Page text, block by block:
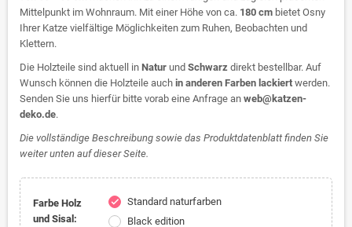
Mittelpunkt im Wohnraum. Mit einer Höhe von ca. 180 cm bietet Osny
Ihrer Katze vielfältige Möglichkeiten zum Ruhen, Beobachten und
Klettern.
Die Holzteile sind aktuell in Natur und Schwarz direkt bestellbar. Auf
Wunsch können die Holzteile auch in anderen Farben lackiert werden.
Senden Sie uns hierfür bitte vorab eine Anfrage an web@katzen-
deko.de.
Die vollständige Beschreibung sowie das Produktdatenblatt finden Sie
weiter unten auf dieser Seite.
Farbe Holz
und Sisal:
check
Standard naturfarben
Black edition